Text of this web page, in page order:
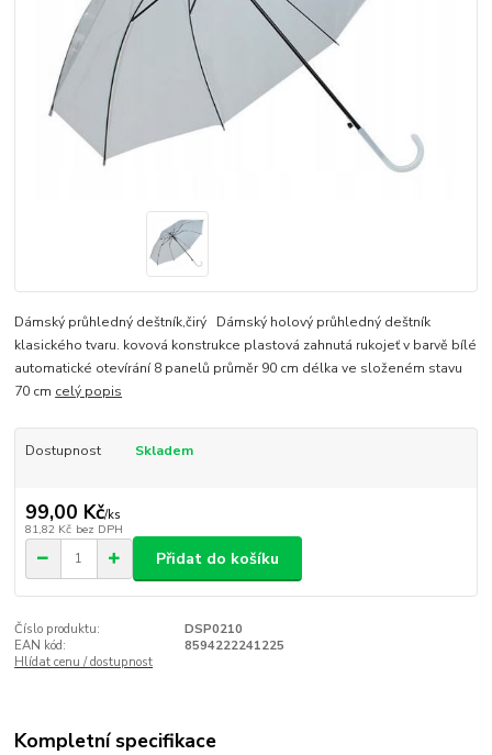
Dámský průhledný deštník,čirý Dámský holový průhledný deštník
klasického tvaru. kovová konstrukce plastová zahnutá rukojeť v barvě bílé
automatické otevírání 8 panelů průměr 90 cm délka ve složeném stavu
70 cm celý popis
Dostupnost Skladem
99,00 Kč/ks
81,82 Kč bez DPH
Přidat do košíku
Číslo produktu:
DSP0210
EAN kód:
8594222241225
Hlídat cenu / dostupnost
Kompletní specifikace